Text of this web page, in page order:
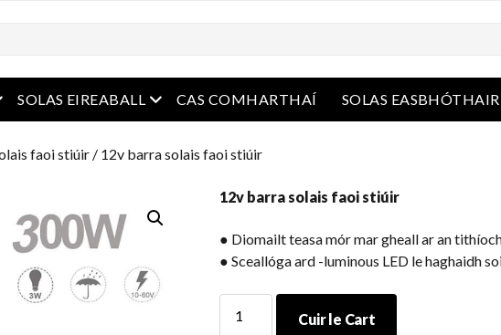
oscailte
SOLAS EIREABALL roghchlár oscailte
CAS COMHARTHAÍ SOLAS EASBHÓTHAIR
faoi stiúir / 12v barra solais faoi stiúir
12v barra solais faoi stiúir
● Diomailt teasa mór mar gheall ar an
● Sceallóga ard -luminous LED le haghaidh
barra
Cuir le Cart